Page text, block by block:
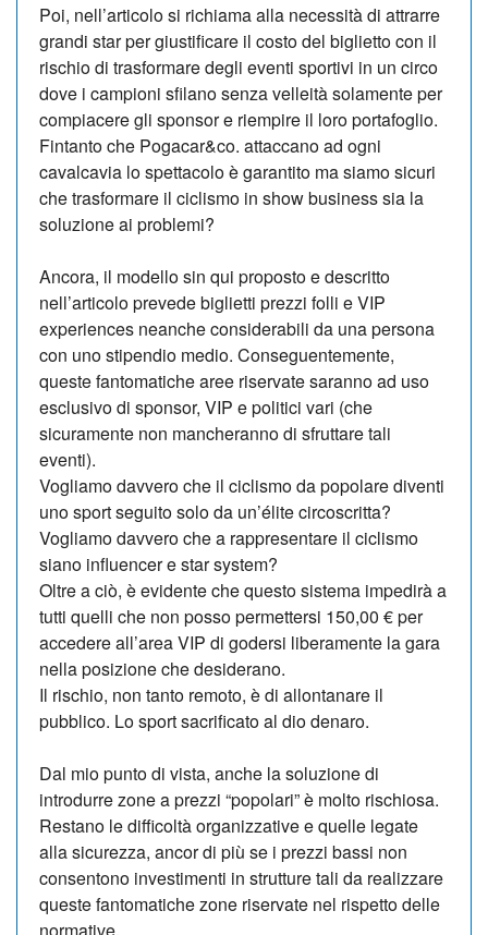
Poi, nell’articolo si richiama alla necessità di attrarre
grandi star per giustificare il costo del biglietto con il
rischio di trasformare degli eventi sportivi in un circo
dove i campioni sfilano senza velleità solamente per
compiacere gli sponsor e riempire il loro portafoglio.
Fintanto che Pogacar&co. attaccano ad ogni
cavalcavia lo spettacolo è garantito ma siamo sicuri
che trasformare il ciclismo in show business sia la
soluzione ai problemi?
Ancora, il modello sin qui proposto e descritto
nell’articolo prevede biglietti prezzi folli e VIP
experiences neanche considerabili da una persona
con uno stipendio medio. Conseguentemente,
queste fantomatiche aree riservate saranno ad uso
esclusivo di sponsor, VIP e politici vari (che
sicuramente non mancheranno di sfruttare tali
eventi).
Vogliamo davvero che il ciclismo da popolare diventi
uno sport seguito solo da un’élite circoscritta?
Vogliamo davvero che a rappresentare il ciclismo
siano influencer e star system?
Oltre a ciò, è evidente che questo sistema impedirà a
tutti quelli che non posso permettersi 150,00 € per
accedere all’area VIP di godersi liberamente la gara
nella posizione che desiderano.
Il rischio, non tanto remoto, è di allontanare il
pubblico. Lo sport sacrificato al dio denaro.
Dal mio punto di vista, anche la soluzione di
introdurre zone a prezzi “popolari” è molto rischiosa.
Restano le difficoltà organizzative e quelle legate
alla sicurezza, ancor di più se i prezzi bassi non
consentono investimenti in strutture tali da realizzare
queste fantomatiche zone riservate nel rispetto delle
normative.